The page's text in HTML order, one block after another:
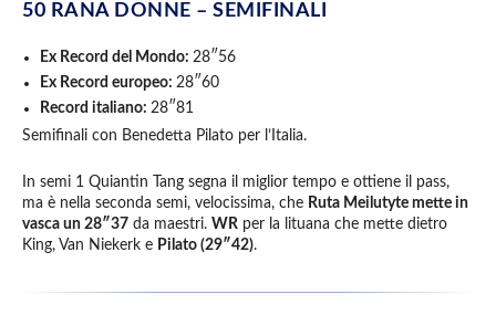
50 RANA DONNE – SEMIFINALI
Ex Record del Mondo: 28″56
Ex Record europeo: 28″60
Record italiano: 28″81
Semifinali con Benedetta Pilato per l’Italia.
In semi 1 Quiantin Tang segna il miglior tempo e ottiene il pass,
ma è nella seconda semi, velocissima, che Ruta Meilutyte mette in
vasca un 28″37 da maestri. WR per la lituana che mette dietro
King, Van Niekerk e Pilato (29″42).